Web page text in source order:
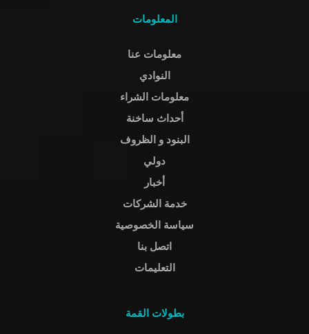
المعلومات
معلومات عنا
النوادي
معلومات الشراء
أحداث ساخنة
البنود و الظروف
دولي
أخبار
خدمة الشركات
سياسة الخصوصية
اتصل بنا
التعليمات
بطولات القمة